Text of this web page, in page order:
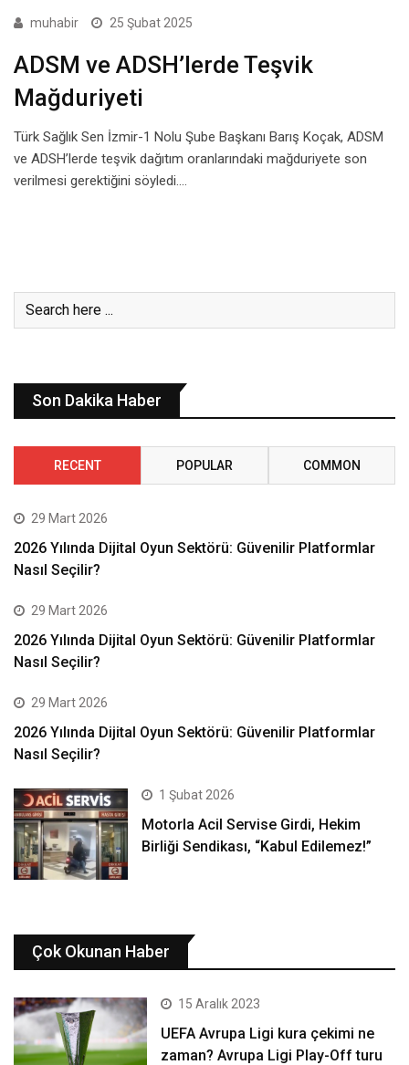
muhabir 25 Şubat 2025
ADSM ve ADSH’lerde Teşvik
Mağduriyeti
Türk Sağlık Sen İzmir-1 Nolu Şube Başkanı Barış Koçak, ADSM
ve ADSH’lerde teşvik dağıtım oranlarındaki mağduriyete son
verilmesi gerektiğini söyledi.…
Son Dakika Haber
RECENT POPULAR COMMON
29 Mart 2026
2026 Yılında Dijital Oyun Sektörü: Güvenilir Platformlar
Nasıl Seçilir?
29 Mart 2026
2026 Yılında Dijital Oyun Sektörü: Güvenilir Platformlar
Nasıl Seçilir?
29 Mart 2026
2026 Yılında Dijital Oyun Sektörü: Güvenilir Platformlar
Nasıl Seçilir?
1 Şubat 2026
Motorla Acil Servise Girdi, Hekim
Birliği Sendikası, “Kabul Edilemez!”
Çok Okunan Haber
15 Aralık 2023
UEFA Avrupa Ligi kura çekimi ne
zaman? Avrupa Ligi Play-Off turu